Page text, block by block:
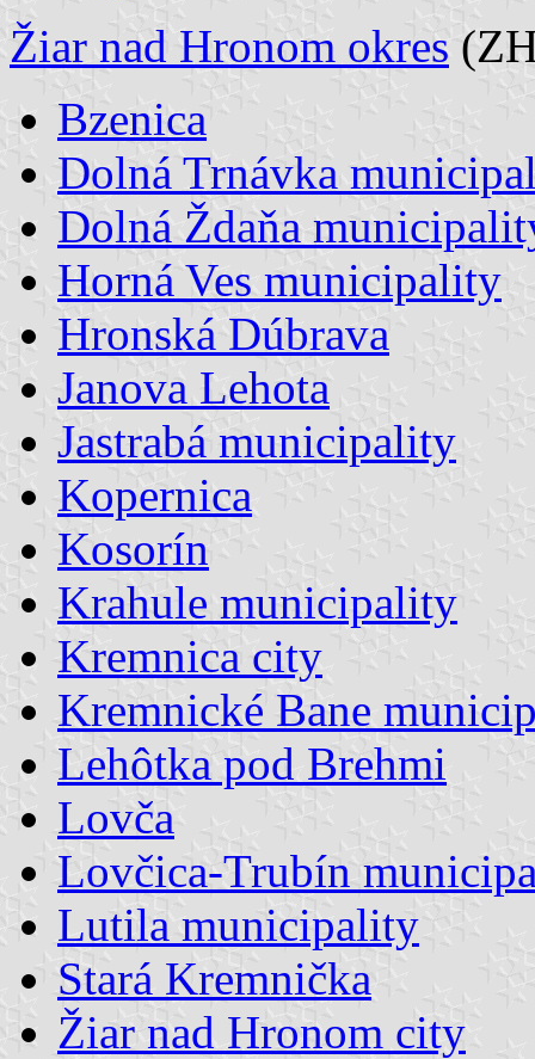
Žiar nad Hronom okres
Bzenica
Dolná Trnávka
Dolná Ždaňa
Horná Ves municipality
Hronská Dúbrava
Janova Lehota
Jastrabá municipality
Kopernica
Kosorín
Krahule municipality
Kremnica city
Kremnické Bane
Lehôtka pod Brehmi
Lovča
Lovčica-Trubín
Lutila municipality
Stará Kremnička
Žiar nad Hronom city